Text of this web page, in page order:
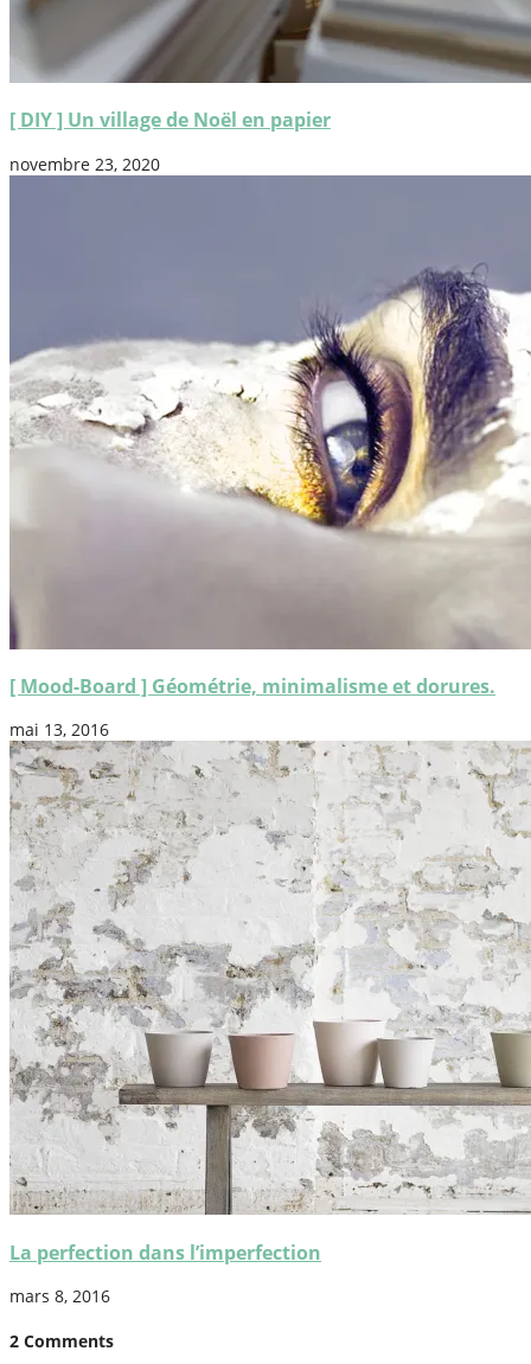
[ DIY ] Un village de Noël en papier
novembre 23, 2020
[ Mood-Board ] Géométrie, minimalisme et dorures.
mai 13, 2016
La perfection dans l’imperfection
mars 8, 2016
2 Comments